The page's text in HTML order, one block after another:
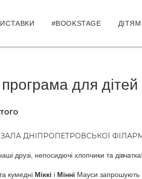
#BOOKSTAGE ДІТЯМ
для дітей
ДНІПРОПЕТРОВСЬКОЇ
друзі, непосидючі хлопчики та дівчатка!
кумедні Міккі і Мінні Мауси запрошують